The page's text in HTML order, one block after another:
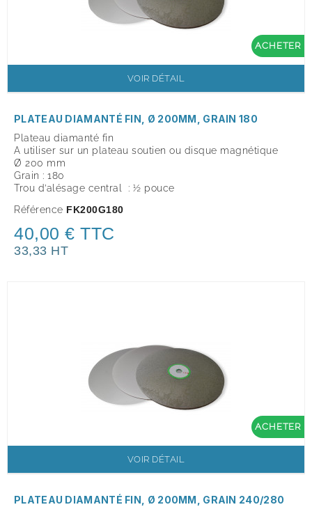
ACHETER
VOIR DÉTAIL
PLATEAU DIAMANTÉ FIN, Ø 200MM, GRAIN 180
Plateau diamanté fin
A utiliser sur un plateau soutien ou disque magnétique
Ø 200 mm
Grain : 180
Trou d’alésage central : ½ pouce
Référence FK200G180
40,00 € TTC
33,33 HT
ACHETER
VOIR DÉTAIL
PLATEAU DIAMANTÉ FIN, Ø 200MM, GRAIN 240/280